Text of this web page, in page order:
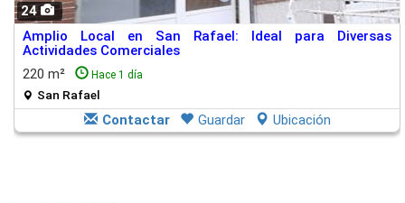
24
Amplio Local en San Rafael: Ideal para Diversas
Actividades Comerciales
220 m²
Hace 1 día
San Rafael
Contactar Guardar Ubicación